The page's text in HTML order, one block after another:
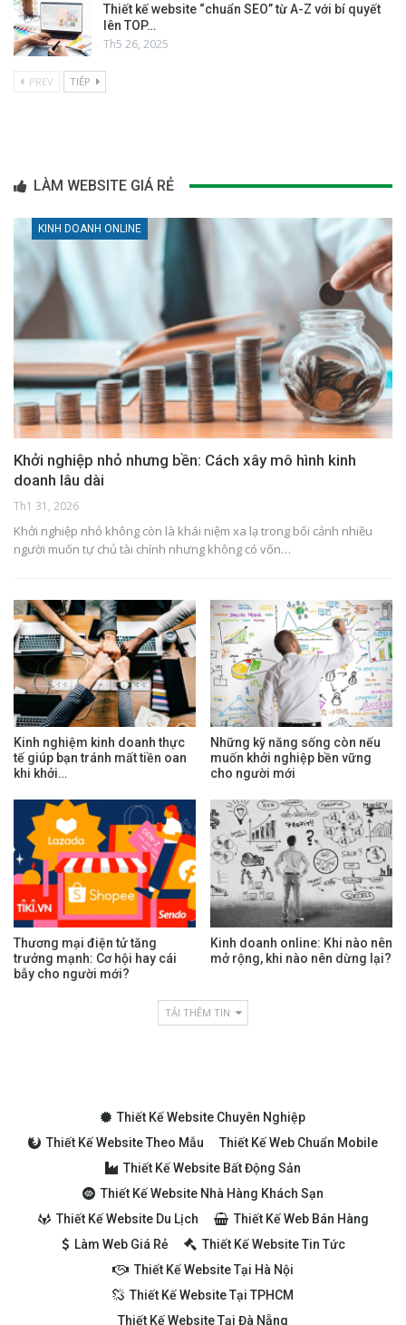
Thiết kế website “chuẩn SEO” từ A-Z với bí quyết
lên TOP…
Th5 26, 2025
PREV TIẾP
LÀM WEBSITE GIÁ RẺ
KINH DOANH ONLINE
Khởi nghiệp nhỏ nhưng bền: Cách xây mô hình kinh
doanh lâu dài
Th1 31, 2026
Khởi nghiệp nhỏ không còn là khái niệm xa lạ trong bối cảnh nhiều
người muốn tự chủ tài chính nhưng không có vốn…
Kinh nghiệm kinh doanh thực
tế giúp bạn tránh mất tiền oan
khi khởi…
Những kỹ năng sống còn nếu
muốn khởi nghiệp bền vững
cho người mới
Thương mại điện tử tăng
trưởng mạnh: Cơ hội hay cái
bẫy cho người mới?
Kinh doanh online: Khi nào nên
mở rộng, khi nào nên dừng lại?
TẢI THÊM TIN
Thiết Kế Website Chuyên Nghiệp
Thiết Kế Website Theo Mẫu
Thiết Kế Web Chuẩn Mobile
Thiết Kế Website Bất Động Sản
Thiết Kế Website Nhà Hàng Khách Sạn
Thiết Kế Website Du Lịch
Thiết Kế Web Bán Hàng
Làm Web Giá Rẻ
Thiết Kế Website Tin Tức
Thiết Kế Website Tại Hà Nội
Thiết Kế Website Tại TPHCM
Thiết Kế Website Tại Đà Nẵng